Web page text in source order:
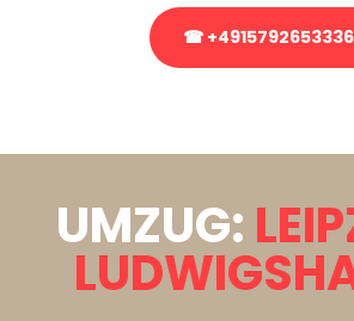
☎ +4915792653336
UMZUG: